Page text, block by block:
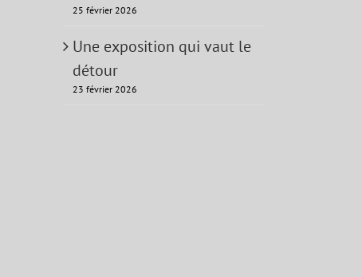
25 février 2026
Une exposition qui vaut le
détour
23 février 2026